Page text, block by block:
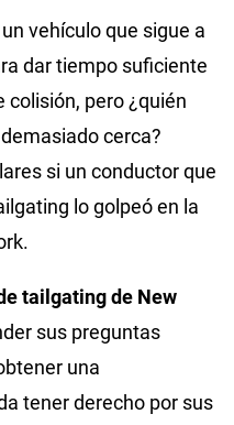
vehículo que sigue a
dar tiempo suficiente
colisión, pero ¿quién
cerca?
si un conductor que
lo golpeó en la
tailgating de New
sus preguntas
una
tener derecho por sus